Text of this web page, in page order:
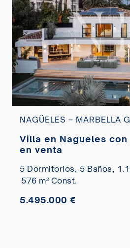
NAGÜELES – MARBELLA
Villa en Nagueles
en venta
5 Dormitorios, 5 Baños,
576 m² Const.
5.495.000 €